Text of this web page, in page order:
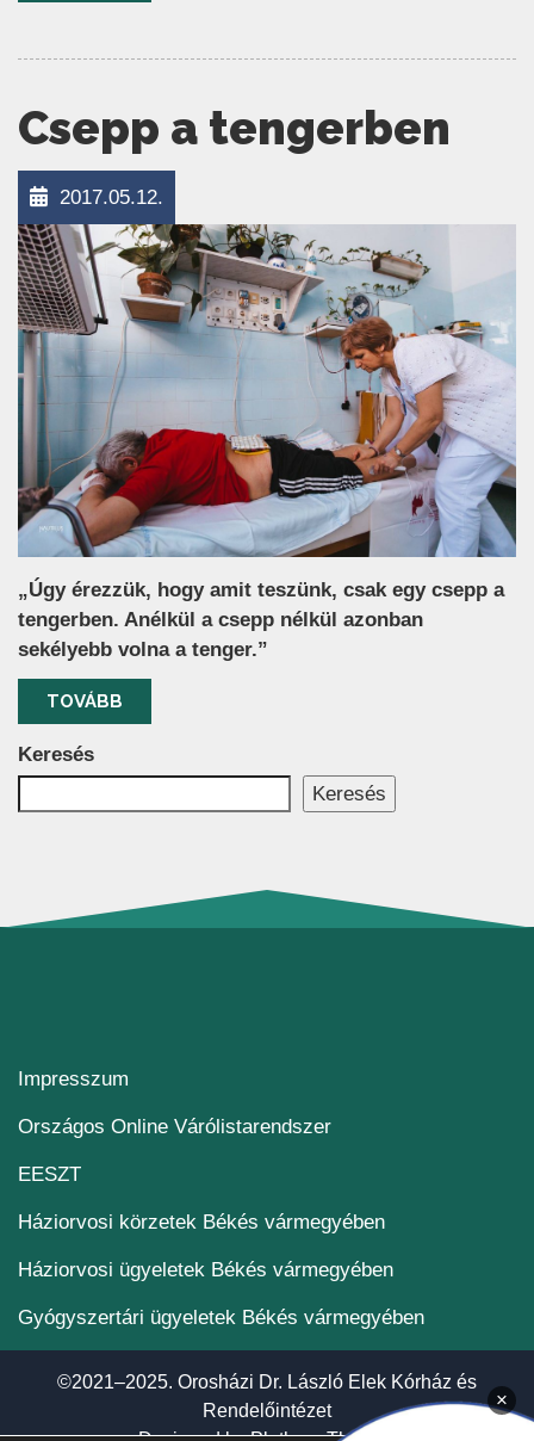
Csepp a tengerben
2017.05.12.
„Úgy érezzük, hogy amit teszünk, csak egy csepp a
tengerben. Anélkül a csepp nélkül azonban
sekélyebb volna a tenger.”
TOVÁBB
Keresés
Keresés
Impresszum
Országos Online Várólistarendszer(új ablakban nyílik
EESZT(új ablakban nyílik meg)
Háziorvosi körzetek Békés vármegyében
Háziorvosi ügyeletek Békés vármegyében
Gyógyszertári ügyeletek Békés vármegyében
©2021–2025. Orosházi Dr. László Elek Kórház és
Rendelőintézet
×